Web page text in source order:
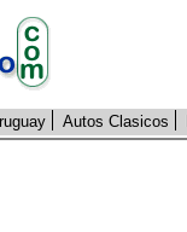
Autos Clasicos